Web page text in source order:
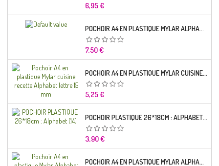
Prix
6,95 €
POCHOIR A4 EN PLASTIQUE MYLAR ALPHABET LETTRE TYPO SEGOE 25 MM
Prix
7,50 €
POCHOIR A4 EN PLASTIQUE MYLAR CUISINE RECETTE ALPHABET LETTRE 15 MM
Prix
5,25 €
POCHOIR PLASTIQUE 26*18CM : ALPHABET (14)
Prix
3,90 €
POCHOIR A4 EN PLASTIQUE MYLAR ALPHABET LETTRE TYPO CHARLEMAGNE